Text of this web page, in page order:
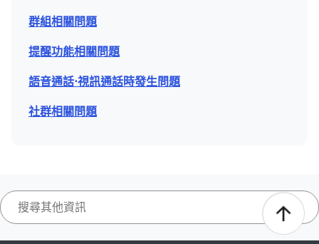
群組相關問題
提醒功能相關問題
語音通話⋅視訊通話時發生問題
社群相關問題